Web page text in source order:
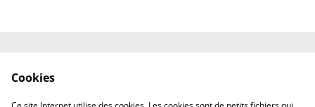
confidentialité
Cookies